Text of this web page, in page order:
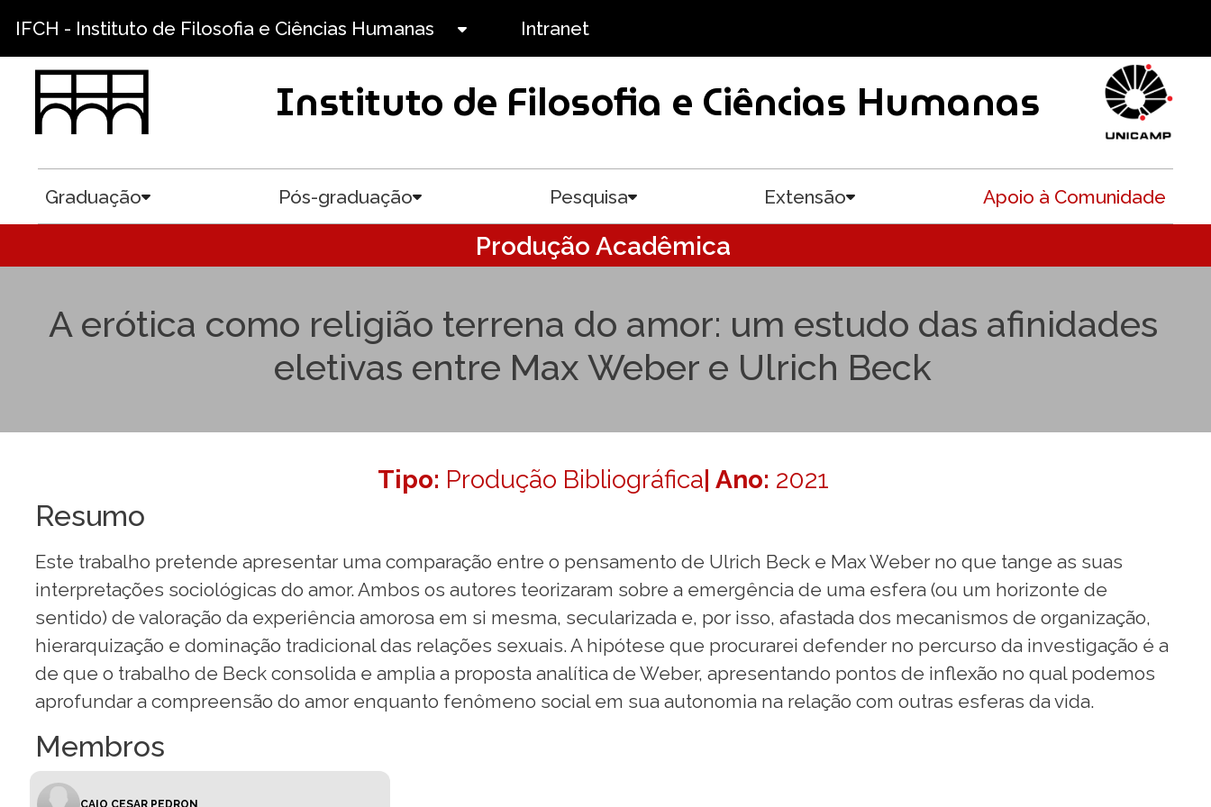
IFCH - Instituto de Filosofia e Ciências Humanas Intranet
Instituto de Filosofia e Ciências Humanas
Graduação Pós-graduação Pesquisa Extensão Apoio à Comunidade
Produção Acadêmica
A erótica como religião terrena do amor: um estudo das afinidades
eletivas entre Max Weber e Ulrich Beck
Tipo: Produção Bibliográfica| Ano: 2021
Resumo
Este trabalho pretende apresentar uma comparação entre o pensamento de Ulrich Beck e Max Weber no que tange as suas
interpretações sociológicas do amor. Ambos os autores teorizaram sobre a emergência de uma esfera (ou um horizonte de
sentido) de valoração da experiência amorosa em si mesma, secularizada e, por isso, afastada dos mecanismos de organização,
hierarquização e dominação tradicional das relações sexuais. A hipótese que procurarei defender no percurso da investigação é a
de que o trabalho de Beck consolida e amplia a proposta analítica de Weber, apresentando pontos de inflexão no qual podemos
aprofundar a compreensão do amor enquanto fenômeno social em sua autonomia na relação com outras esferas da vida.
Membros
CAIO CESAR PEDRON